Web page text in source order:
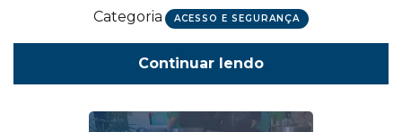
Categoria ACESSO E SEGURANÇA
Continuar lendo